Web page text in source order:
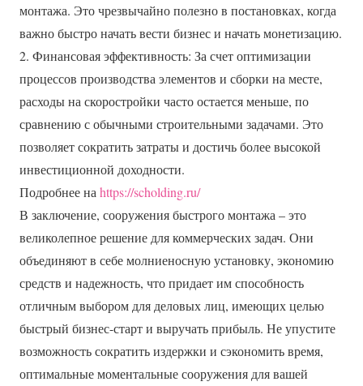
монтажа. Это чрезвычайно полезно в постановках, когда
важно быстро начать вести бизнес и начать монетизацию.
2. Финансовая эффективность: За счет оптимизации
процессов производства элементов и сборки на месте,
расходы на скоростройки часто остается меньше, по
сравнению с обычными строительными задачами. Это
позволяет сократить затраты и достичь более высокой
инвестиционной доходности.
Подробнее на https://scholding.ru/
В заключение, сооружения быстрого монтажа – это
великолепное решение для коммерческих задач. Они
объединяют в себе молниеносную установку, экономию
средств и надежность, что придает им способность
отличным выбором для деловых лиц, имеющих целью
быстрый бизнес-старт и выручать прибыль. Не упустите
возможность сократить издержки и сэкономить время,
оптимальные моментальные сооружения для вашей